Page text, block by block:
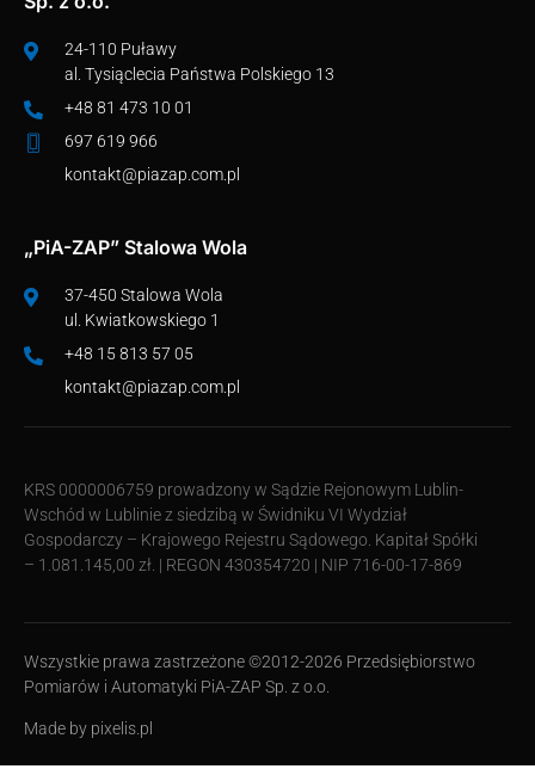
24-110 Puławy
al. Tysiąclecia Państwa Polskiego 13
+48 81 473 10 01
697 619 966
kontakt@piazap.com.pl
„PiA-ZAP” Stalowa Wola
37-450 Stalowa Wola
ul. Kwiatkowskiego 1
+48 15 813 57 05
kontakt@piazap.com.pl
KRS 0000006759 prowadzony w Sądzie Rejonowym Lublin-
Wschód w Lublinie z siedzibą w Świdniku VI Wydział
Gospodarczy – Krajowego Rejestru Sądowego. Kapitał Spółki
– 1.081.145,00 zł. | REGON 430354720 | NIP 716-00-17-869
Wszystkie prawa zastrzeżone ©2012-2026 Przedsiębiorstwo
Pomiarów i Automatyki PiA-ZAP Sp. z o.o.
Made by pixelis.pl